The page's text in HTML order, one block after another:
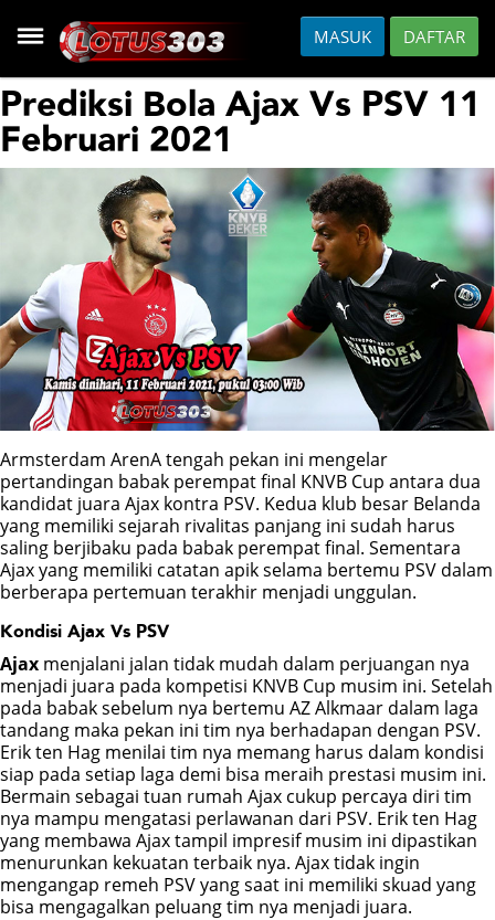
HOME
DAFTAR
HOT GAMES
SLOT
CASINO
FISH
SPORTS
POKER
BONUS
LIVE CHAT
MASUK DAFTAR
Prediksi Bola Ajax Vs PSV 11
Februari 2021
Armsterdam ArenA tengah pekan ini mengelar
pertandingan babak perempat final KNVB Cup antara dua
kandidat juara Ajax kontra PSV. Kedua klub besar Belanda
yang memiliki sejarah rivalitas panjang ini sudah harus
saling berjibaku pada babak perempat final. Sementara
Ajax yang memiliki catatan apik selama bertemu PSV dalam
berberapa pertemuan terakhir menjadi unggulan.
Kondisi Ajax Vs PSV
Ajax menjalani jalan tidak mudah dalam perjuangan nya
menjadi juara pada kompetisi KNVB Cup musim ini. Setelah
pada babak sebelum nya bertemu AZ Alkmaar dalam laga
tandang maka pekan ini tim nya berhadapan dengan PSV.
Erik ten Hag menilai tim nya memang harus dalam kondisi
siap pada setiap laga demi bisa meraih prestasi musim ini.
Bermain sebagai tuan rumah Ajax cukup percaya diri tim
nya mampu mengatasi perlawanan dari PSV. Erik ten Hag
yang membawa Ajax tampil impresif musim ini dipastikan
menurunkan kekuatan terbaik nya. Ajax tidak ingin
mengangap remeh PSV yang saat ini memiliki skuad yang
bisa mengagalkan peluang tim nya menjadi juara.